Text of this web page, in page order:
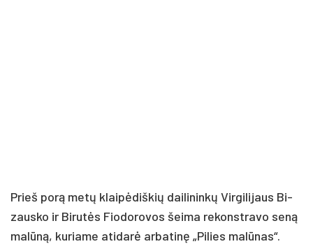
Prieš po­rą me­tų klai­pė­diš­kių dai­li­nin­kų Vir­gi­li­jaus Bi­
zaus­ko ir Bi­ru­tės Fio­do­ro­vos šei­ma re­konst­ra­vo se­ną
ma­lū­ną, ku­ria­me ati­da­rė ar­ba­ti­nę „Pi­lies ma­lū­nas“.